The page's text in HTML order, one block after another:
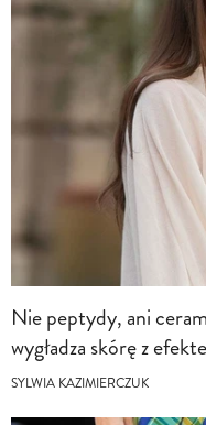
Nie peptydy, ani
wygładza skórę z
SYLWIA KAZIMIERCZUK